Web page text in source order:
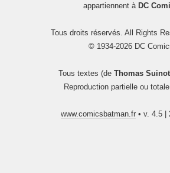
appartiennent à DC
Tous droits réservés. All Rights
© 1934-2026 DC
Tous textes (de Thomas Suinot
Reproduction partielle ou
www.comicsbatman.fr • v. 4.5 |